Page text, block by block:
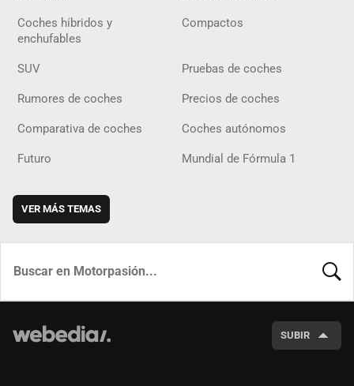
Coches híbridos y
enchufables
Compactos
SUV Pruebas de coches
Rumores de coches Precios de coches
Comparativa de coches Coches autónomos
Futuro Mundial de Fórmula 1
VER MÁS TEMAS
SUBIR